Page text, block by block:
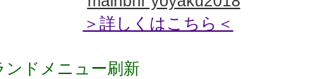
＞詳しくはこちら＜
ンドメニュー刷新